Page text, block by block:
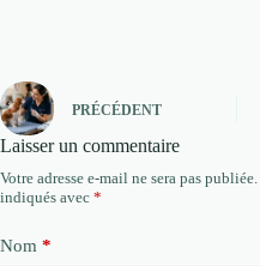
PRÉCÉDENT
Laisser un commentaire
Votre adresse e-mail ne sera pas publiée.
indiqués avec *
Nom *